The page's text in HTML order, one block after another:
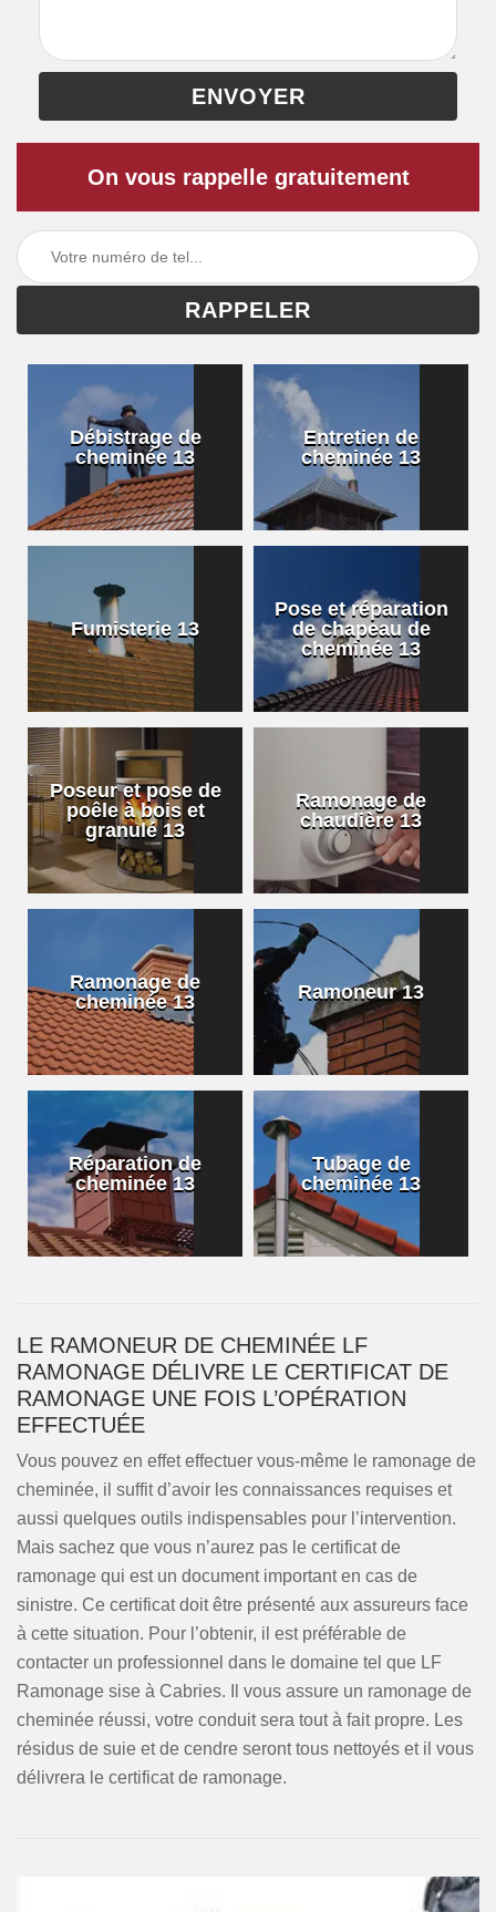
On vous rappelle gratuitement
Débistrage de
cheminée 13
Entretien de
cheminée 13
Fumisterie 13
Pose et réparation
de chapeau de
cheminée 13
Poseur et pose de
poêle à bois et
granulé 13
Ramonage de
chaudière 13
Ramonage de
cheminée 13
Ramoneur 13
Réparation de
cheminée 13
Tubage de
cheminée 13
LE RAMONEUR DE CHEMINÉE LF
RAMONAGE DÉLIVRE LE CERTIFICAT DE
RAMONAGE UNE FOIS L’OPÉRATION
EFFECTUÉE
Vous pouvez en effet effectuer vous-même le ramonage de
cheminée, il suffit d’avoir les connaissances requises et
aussi quelques outils indispensables pour l’intervention.
Mais sachez que vous n’aurez pas le certificat de
ramonage qui est un document important en cas de
sinistre. Ce certificat doit être présenté aux assureurs face
à cette situation. Pour l’obtenir, il est préférable de
contacter un professionnel dans le domaine tel que LF
Ramonage sise à Cabries. Il vous assure un ramonage de
cheminée réussi, votre conduit sera tout à fait propre. Les
résidus de suie et de cendre seront tous nettoyés et il vous
délivrera le certificat de ramonage.